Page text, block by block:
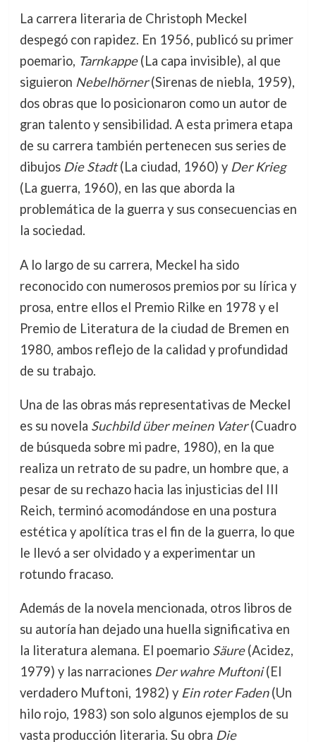
La carrera literaria de Christoph Meckel
despegó con rapidez. En 1956, publicó su primer
poemario, Tarnkappe(La capa invisible), al que
siguieron Nebelhörner(Sirenas de niebla, 1959),
dos obras que lo posicionaron como un autor de
gran talento y sensibilidad. A esta primera etapa
de su carrera también pertenecen sus series de
dibujos Die Stadt(La ciudad, 1960) y Der Krieg
(La guerra, 1960), en las que aborda la
problemática de la guerra y sus consecuencias en
la sociedad.
A lo largo de su carrera, Meckel ha sido
reconocido con numerosos premios por su lírica y
prosa, entre ellos el Premio Rilke en 1978 y el
Premio de Literatura de la ciudad de Bremen en
1980, ambos reflejo de la calidad y profundidad
de su trabajo.
Una de las obras más representativas de Meckel
es su novela Suchbild über meinen Vater(Cuadro
de búsqueda sobre mi padre, 1980), en la que
realiza un retrato de su padre, un hombre que, a
pesar de su rechazo hacia las injusticias del III
Reich, terminó acomodándose en una postura
estética y apolítica tras el fin de la guerra, lo que
le llevó a ser olvidado y a experimentar un
rotundo fracaso.
Además de la novela mencionada, otros libros de
su autoría han dejado una huella significativa en
la literatura alemana. El poemario Säure(Acidez,
1979) y las narraciones Der wahre Muftoni(El
verdadero Muftoni, 1982) y Ein roter Faden(Un
hilo rojo, 1983) son solo algunos ejemplos de su
vasta producción literaria. Su obra Die